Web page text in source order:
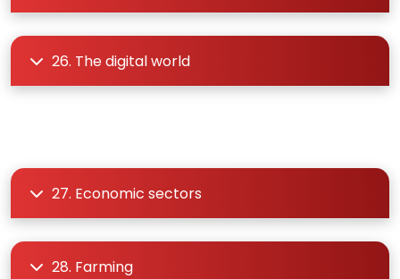
26. The digital world
27. Economic sectors
28. Farming